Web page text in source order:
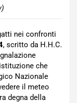
nei confronti
, scritto da H.H.C.
che
Nazionale
il meteo
degna della